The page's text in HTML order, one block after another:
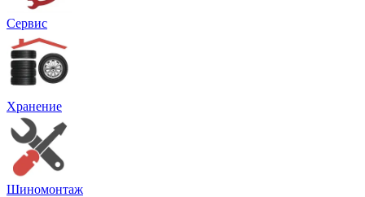
Сервис
Хранение
Шиномонтаж